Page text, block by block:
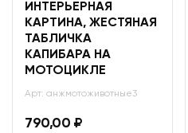
ИНТЕРЬЕРНАЯ
КАРТИНА, ЖЕСТЯНАЯ
ТАБЛИЧКА
КАПИБАРА НА
МОТОЦИКЛЕ
Арт: анжмотоживотные3
790,00 ₽